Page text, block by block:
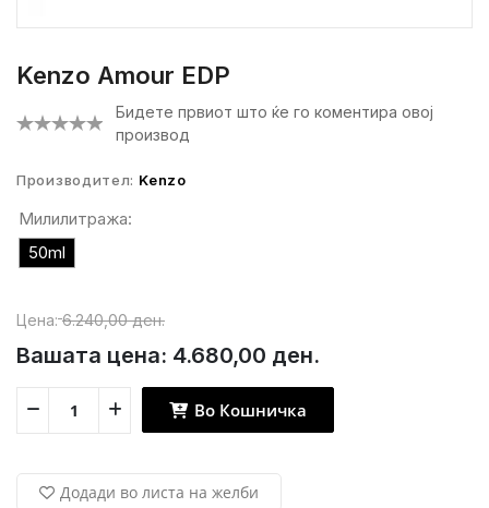
Kenzo Amour EDP
Бидете првиот што ќе го коментира овој
производ
Производител: Kenzo
Милилитража:
50ml
Цена: 6.240,00 ден.
Вашата цена: 4.680,00 ден.
Во Кошничка
Додади во листа на желби